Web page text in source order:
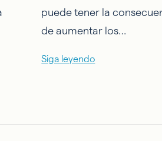
puede tener la
de aumentar los…
Siga leyendo